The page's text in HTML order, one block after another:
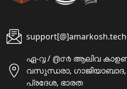
support[@]amarkosh.tech
ഏ-൮ / ൫൦൪ ആലിവ
വസുന്ധരാ,
പ്രദേശ, ഭാരത